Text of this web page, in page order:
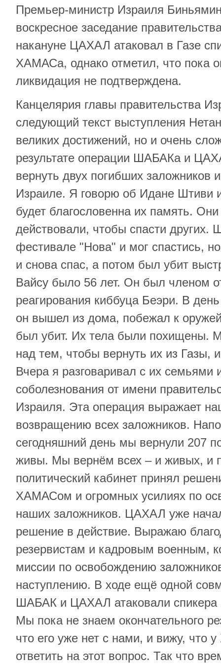
Премьер-министр Израиля
воскресное заседание
накануне ЦАХАЛ атаковал в Газе
ХАМАСа, однако отметил, что пока
ликвидация не подтверждена.
Канцелярия главы правительства
следующий текст выступления
великих достижений, но и очень
результате операции ШАБАКа и
вернуть двух погибших заложников
Израиле. Я говорю об Идане Штиви
будет благословенна их память.
действовали, чтобы спасти других.
фестивале "Нова" и мог спастись,
и снова спас, а потом был убит
Вайсу было 56 лет. Он был членом
реагирования киббуца Беэри. В
он вышел из дома, побежал к
был убит. Их тела были похищены.
над тем, чтобы вернуть их из Газы,
Вчера я разговаривал с их семьями
соболезнования от имени
Израиля. Эта операция выражает
возвращению всех заложников.
сегодняшний день мы вернули 207
живы. Мы вернём всех – и живых, и
политический кабинет принял
ХАМАСом и огромных усилиях по
наших заложников. ЦАХАЛ уже
решение в действие. Выражаю
резервистам и кадровым военным,
миссии по освобождению
наступлению. В ходе ещё одной
ШАБАК и ЦАХАЛ атаковали
Мы пока не знаем окончательного
что его уже нет с нами, и вижу, что
ответить на этот вопрос. Так что